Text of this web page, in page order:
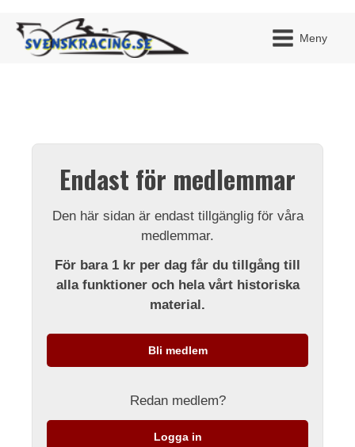
Meny
Endast för medlemmar
Den här sidan är endast tillgänglig för våra
medlemmar.
För bara 1 kr per dag får du tillgång till
alla funktioner och hela vårt historiska
material.
Bli medlem
Redan medlem?
Logga in